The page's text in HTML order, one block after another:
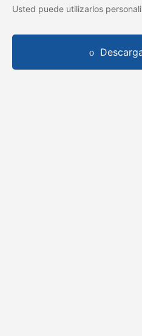
Usted puede utilizarlos